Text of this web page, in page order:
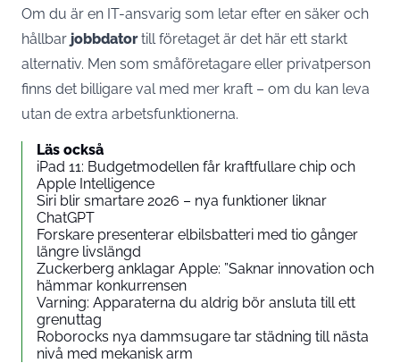
Om du är en IT-ansvarig som letar efter en säker och
hållbar jobbdatortill företaget är det här ett starkt
alternativ. Men som småföretagare eller privatperson
finns det billigare val med mer kraft – om du kan leva
utan de extra arbetsfunktionerna.
Läs också
iPad 11: Budgetmodellen får kraftfullare chip och
Apple Intelligence
Siri blir smartare 2026 – nya funktioner liknar
ChatGPT
Forskare presenterar elbilsbatteri med tio gånger
längre livslängd
Zuckerberg anklagar Apple: ”Saknar innovation och
hämmar konkurrensen
Varning: Apparaterna du aldrig bör ansluta till ett
grenuttag
Roborocks nya dammsugare tar städning till nästa
nivå med mekanisk arm